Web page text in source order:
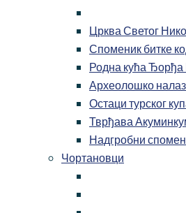
Црква Светог
Споменик битке
Родна кућа
Археолошко
Остаци турског
Тврђава
Надгробни
Чортановци